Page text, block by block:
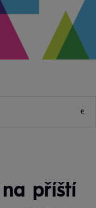
na příští